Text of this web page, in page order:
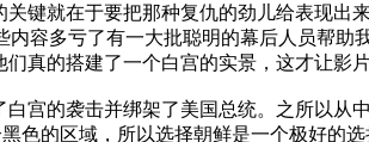
键就在于要把那种复仇的劲儿给表现出
容多亏了有一大批聪明的幕后人员帮
真的搭建了一个白宫的实景，这才让影
的袭击并绑架了美国总统。之所以从
色的区域，所以选择朝鲜是一个极好的选